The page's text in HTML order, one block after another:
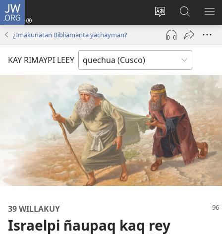
JW.ORG
Direccionpi
akllay
Sutiykiwan
jaykuy
(abre
nueva
JW.ORG
nisqapi
maskhay
¿Imakunatan Bibliamanta yachayman?
KAY RIMAYPI LEEY
39 WILLAKUY
Israelpi ñaupaq kaq rey